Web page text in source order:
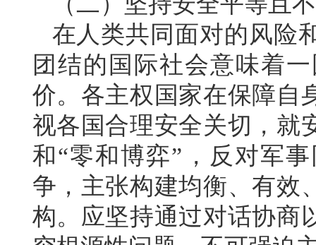
在人类共同面对的风险
团结的国际社会意味着
价。各主权国家在保障自
视各国合理安全关切，就
和“零和博弈”，反对军
争，主张构建均衡、有效
构。应坚持通过对话协商